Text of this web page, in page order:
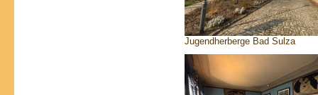
Jugendherberge Bad Sulza